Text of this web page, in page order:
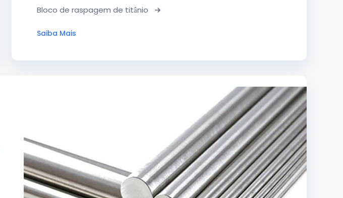
Bloco de raspagem de titânio
Saiba Mais